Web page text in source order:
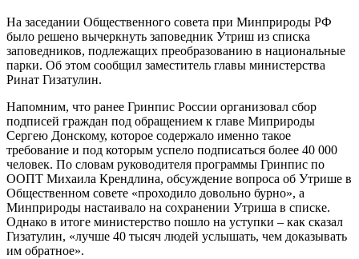
На заседании Общественного совета при Минприроды РФ
было решено вычеркнуть заповедник Утриш из списка
заповедников, подлежащих преобразованию в национальные
парки. Об этом сообщил заместитель главы министерства
Ринат Гизатулин.
Напомним, что ранее Гринпис России организовал сбор
подписей граждан под обращением к главе Миприроды
Сергею Донскому, которое содержало именно такое
требование и под которым успело подписаться более 40 000
человек. По словам руководителя программы Гринпис по
ООПТ Михаила Крендлина, обсуждение вопроса об Утрише в
Общественном совете «проходило довольно бурно», а
Минприроды настаивало на сохранении Утриша в списке.
Однако в итоге министерство пошло на уступки – как сказал
Гизатулин, «лучше 40 тысяч людей услышать, чем доказывать
им обратное».